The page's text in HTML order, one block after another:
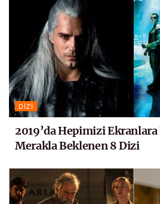
DIZI
2019’da Hepimizi
Merakla Beklenen 8 Dizi